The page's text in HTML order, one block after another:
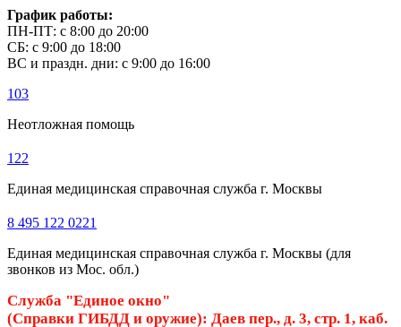
График работы:
ПН-ПТ: с 8:00 до 20:00
СБ: с 9:00 до 18:00
ВС и праздн. дни: с 9:00 до 16:00
103
Неотложная помощь
122
Единая медицинская справочная служба г. Москвы
8 495 122 0221
Единая медицинская справочная служба г. Москвы (для
звонков из Мос. обл.)
Служба "Единое окно"
(Справки ГИБДД и оружие): Даев пер., д. 3, стр. 1, каб.